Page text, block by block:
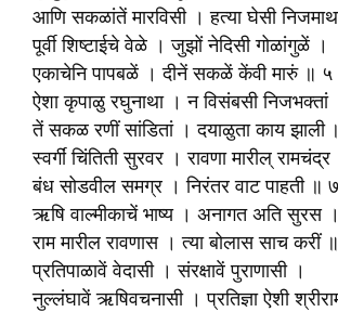
आणि सकळांतें मारविसी । हत्या घेसी
पूर्वी शिष्टाईचे वेळे । जुझों नेदिसी गोळांगुळें ।
एकाचेनि पापबळें । दीनें सकळें केंवी मारुं ॥ ५
ऐशा कृपाळु रघुनाथा । न विसंबसी निजभक्तां
तें सकळ रणीं सांडितां । दयाळुता काय झाली
स्वर्गीं चिंतिती सुरवर । रावणा मारील् रामचंद्र
बंध सोडवील समग्र । निरंतर वाट पाहती ॥
ऋषि वाल्मीकाचें भाष्य । अनागत अति सुरस ।
राम मारील रावणास । त्या बोलास साच करीं
प्रतिपाळावें वेदासी । संरक्षावें पुराणासी ।
नुल्लंघावें ऋषिवचनासी । प्रतिज्ञा ऐशी